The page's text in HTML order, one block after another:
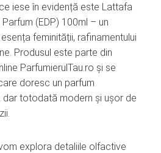
iese în evidență este Lattafa
(EDP) 100ml – un
feminității, rafinamentului
Produsul este parte din
ParfumierulTau.ro și se
doresc un parfum
totodată modern și ușor de
explora detaliile olfactive